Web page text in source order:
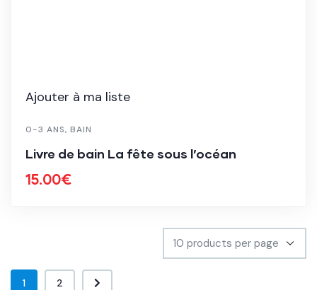
Ajouter à ma liste
0-3 ANS, BAIN
Livre de bain La fête sous l’océan
15.00€
1 2